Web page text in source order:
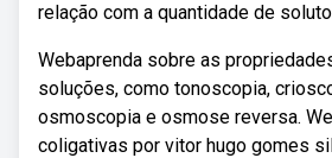
relação com a quantidade de
Webaprenda sobre as
soluções, como tonoscopia,
osmoscopia e osmose reversa.
coligativas por vitor hugo gomes